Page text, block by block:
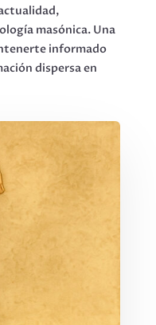
masónica. Una
informado
dispersa en